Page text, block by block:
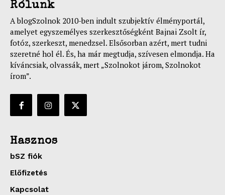
Rólunk
A blogSzolnok 2010-ben indult szubjektív élményportál,
amelyet egyszemélyes szerkesztőségként Bajnai Zsolt ír,
fotóz, szerkeszt, menedzsel. Elsősorban azért, mert tudni
szeretné hol él. És, ha már megtudja, szívesen elmondja. Ha
kíváncsiak, olvassák, mert „Szolnokot járom, Szolnokot
írom”.
Hasznos
bSZ fiók
Előfizetés
Kapcsolat